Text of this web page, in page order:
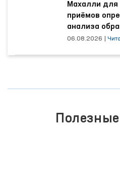
Махалли
приёмов
анализа
06.08.2026